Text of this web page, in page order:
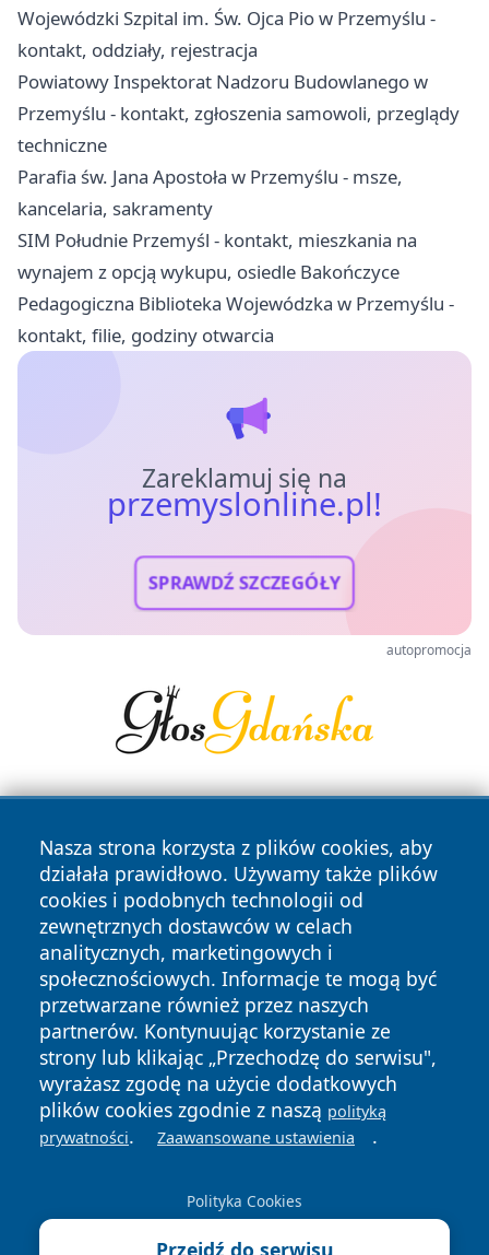
Wojewódzki Szpital im. Św. Ojca Pio w Przemyślu -
kontakt, oddziały, rejestracja
Powiatowy Inspektorat Nadzoru Budowlanego w
Przemyślu - kontakt, zgłoszenia samowoli, przeglądy
techniczne
Parafia św. Jana Apostoła w Przemyślu - msze,
kancelaria, sakramenty
SIM Południe Przemyśl - kontakt, mieszkania na
wynajem z opcją wykupu, osiedle Bakończyce
Pedagogiczna Biblioteka Wojewódzka w Przemyślu -
kontakt, filie, godziny otwarcia
Zareklamuj się na
przemyslonline.pl!
SPRAWDŹ SZCZEGÓŁY
autopromocja
Nasza strona korzysta z plików cookies, aby
działała prawidłowo. Używamy także plików
cookies i podobnych technologii od
zewnętrznych dostawców w celach
analitycznych, marketingowych i
społecznościowych. Informacje te mogą być
przetwarzane również przez naszych
partnerów. Kontynuując korzystanie ze
strony lub klikając „Przechodzę do serwisu",
wyrażasz zgodę na użycie dodatkowych
plików cookies zgodnie z naszą polityką
prywatności. Zaawansowane ustawienia .
Polityka Cookies
Przejdź do serwisu
Copyright © 2026 przemyslonline.pl Wszystkie prawa
zastrzeżone.
News Autorzy
Polityka
Prywatności
Polityka
Cookies